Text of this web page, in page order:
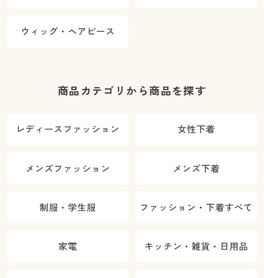
ウィッグ・ヘアピース
商品カテゴリから商品を探す
レディースファッション 女性下着
メンズファッション メンズ下着
制服・学生服 ファッション・下着すべて
家電 キッチン・雑貨・日用品